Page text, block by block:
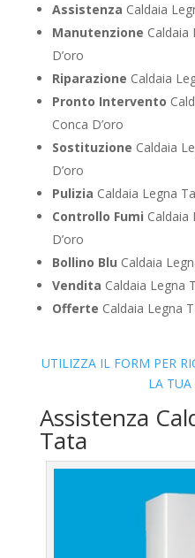
Assistenza Caldaia
Manutenzione Caldaia
D’oro
Riparazione Caldaia
Pronto Intervento
Conca D’oro
Sostituzione Caldaia
D’oro
Pulizia Caldaia Legna
Controllo Fumi Caldaia
D’oro
Bollino Blu Caldaia
Vendita Caldaia Legna
Offerte Caldaia Legna
UTILIZZA IL FORM PER
LA
Assistenza
Tata